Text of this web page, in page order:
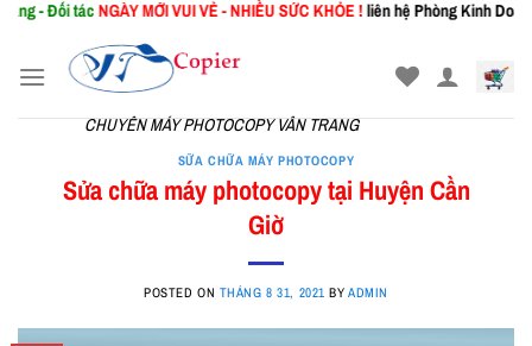
Skip
content
tácNGÀY MỚIVUI VẺ - NHIỀU SỨC KHỎE !liên hệ Phòng Kinh Doanh:
CHUYÊN MÁY PHOTOCOPY VÂN TRANG
SỮA CHỮA MÁY PHOTOCOPY
Sửa chữa máy photocopy tại Huyện Cần
Giờ
POSTED ON THÁNG 8 31, 2021 BY ADMIN